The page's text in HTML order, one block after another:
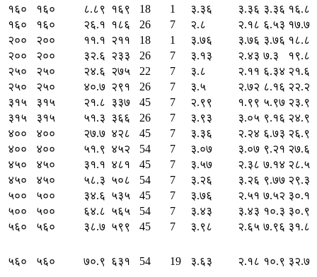
१६०
१६० ८.८९ १६९ 18 1 ३.३६ ३.३६ ३.३६ १६.८
१६०
१६० २६.१ १८६ 26 7 २.८ २.१८ ६.५३ १७.७
२००
२०० ११.१ २११ 18 1 ३.७६ ३.७६ ३.७६ १८.८
२००
२०० ३२.६ २३३ 26 7 ३.१३ २.४३ ७.३
१९.८
२५०
२५० २४.६ २७५ 22 7 ३.८ २.११ ६.३४ २१.६
२५०
२५० ४०.७ २९१ 26 7 ३.५ २.७२ ८.१६ २२.२
३१५
३१५ २१.८ ३३७ 45 7 २.९९ १.९९ ५.९७ २३.९
३१५
३१५ ५१.३ ३६६ 26 7 ३.९३ ३.०५ ९.१६ २४.९
४००
४०० २७.७ ४२८ 45 7 ३.३६ २.२४ ६.७३ २६.९
४००
४०० ५१.९ ४५२ 54 7 ३.०७ ३.०७ ९.२१ २७.६
४५०
४५० ३१.१ ४८१ 45 7 ३.५७ २.३८ ७.१४ २८.५
४५०
४५० ५८.३ ५०८ 54 7 ३.२६ ३.२६ ९.७७ २९.३
५००
५०० ३४.६ ५३५ 45 7 ३.७६ २.५१ ७.५२ ३०.१
५००
५०० ६४.८ ५६५ 54 7 ३.४३ ३.४३ १०.३ ३०.९
५६०
५६० ३८.७ ५९९ 45 7 ३.९८ २.६५ ७.९६ ३१.८
५६० ५६० ७०.९ ६३१ 54 19 ३.६३ २.१८ १०.९ ३२.७